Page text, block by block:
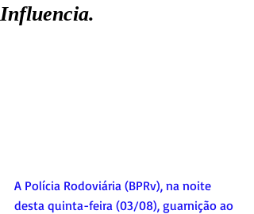
Influencia.
A Polícia Rodoviária (BPRv), na noite
desta quinta-feira (03/08), guarnição ao